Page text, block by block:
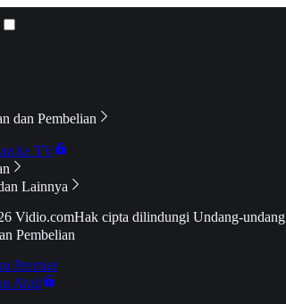
dan Pembelian
ke TV
Lainnya
Vidio.comHak cipta dilindungi Undang-undang
Pembelian
Premier
Aktif